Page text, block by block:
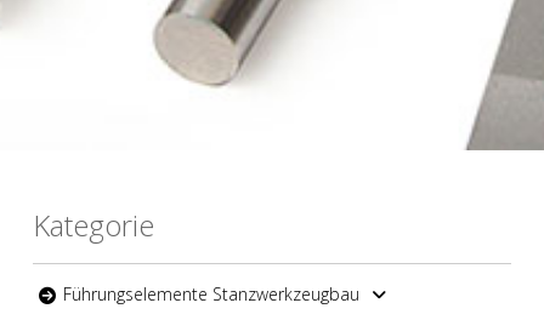
Kategorie
Führungselemente Stanzwerkzeugbau